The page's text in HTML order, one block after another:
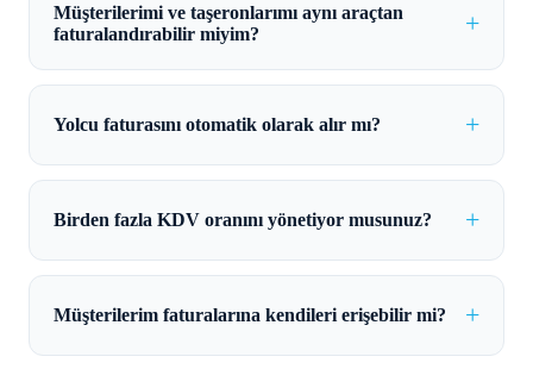
Müşterilerimi ve taşeronlarımı aynı araçtan
faturalandırabilir miyim?
Yolcu faturasını otomatik olarak alır mı?
Birden fazla KDV oranını yönetiyor musunuz?
Müşterilerim faturalarına kendileri erişebilir mi?